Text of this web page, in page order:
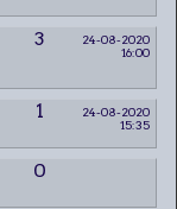
3
24-08-2020
16:00
1
24-08-2020
15:35
0